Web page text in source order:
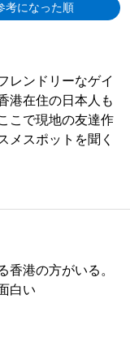
考になった順
レンドリーなゲイ
港在住の日本人も
こで現地の友達作
メスポットを聞く
香港の方がいる。
白い